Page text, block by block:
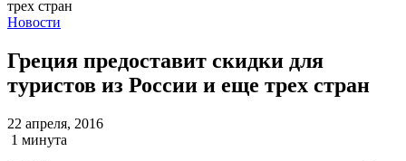
Новости
Греция предоставит скидки для
туристов из России и еще трех стран
22 апреля, 2016
1 минута